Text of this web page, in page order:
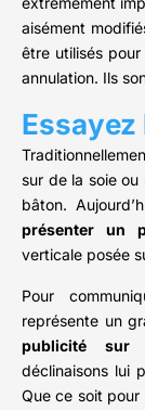
aisément
être utilisés
annulation. Ils
Essayez
sur de la soie ou
bâton.
présenter un
verticale posée
Pour
représente un
publicité sur
déclinaisons lui
Que ce soit pour